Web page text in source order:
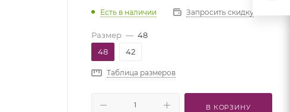
Есть в наличии Запросить скидку
Размер — 48
48
42
Таблица размеров
В КОРЗИНУ